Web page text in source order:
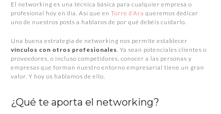
El networking es una técnica básica para cualquier empresa o
profesional hoy en día. Así que enTorre d’Ara queremos dedicar
uno de nuestros posts a hablaros de por qué debéis cuidarlo.
Una buena estrategia de networking nos permite establecer
vínculos con otros profesionales. Ya sean potenciales clientes o
proveedores, o incluso competidores, conocer a las personas y
empresas que forman nuestro entorno empresarial tiene un gran
valor. Y hoy os hablamos de ello.
¿Qué te aporta el networking?